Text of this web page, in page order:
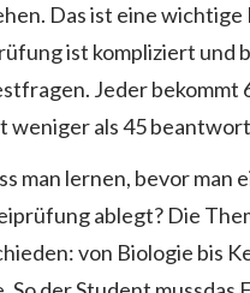
Das ist eine wichtige
ist kompliziert und
Jeder bekommt
weniger als 45
man lernen, bevor man
ablegt? Die
von Biologie bis